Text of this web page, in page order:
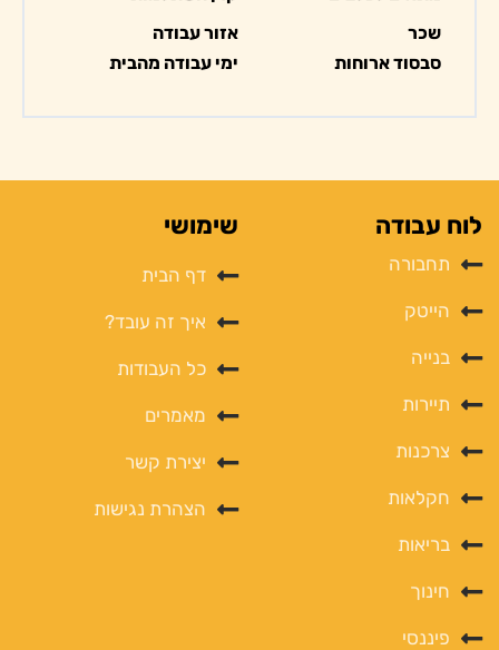
שכר
סבסוד ארוחות
אזור עבודה
ימי עבודה מהבית
שימושי
דף הבית
איך זה עובד?
כל העבודות
מאמרים
יצירת קשר
הצהרת נגישות
לוח עבודה
תחבורה
הייטק
בנייה
תיירות
צרכנות
חקלאות
בריאות
חינוך
פיננסי